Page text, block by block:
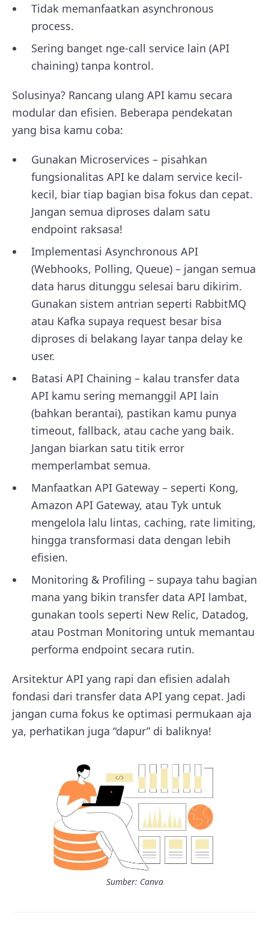
Tidak memanfaatkan asynchronous
process.
Sering banget nge-call service lain (API
chaining) tanpa kontrol.
Solusinya? Rancang ulang API kamu secara
modular dan efisien. Beberapa pendekatan
yang bisa kamu coba:
Gunakan Microservices – pisahkan
fungsionalitas API ke dalam service kecil-
kecil, biar tiap bagian bisa fokus dan cepat.
Jangan semua diproses dalam satu
endpoint raksasa!
Implementasi Asynchronous API
(Webhooks, Polling, Queue) – jangan semua
data harus ditunggu selesai baru dikirim.
Gunakan sistem antrian seperti RabbitMQ
atau Kafka supaya request besar bisa
diproses di belakang layar tanpa delay ke
user.
Batasi API Chaining – kalau transfer data
API kamu sering memanggil API lain
(bahkan berantai), pastikan kamu punya
timeout, fallback, atau cache yang baik.
Jangan biarkan satu titik error
memperlambat semua.
Manfaatkan API Gateway – seperti Kong,
Amazon API Gateway, atau Tyk untuk
mengelola lalu lintas, caching, rate limiting,
hingga transformasi data dengan lebih
efisien.
Monitoring & Profiling – supaya tahu bagian
mana yang bikin transfer data API lambat,
gunakan tools seperti New Relic, Datadog,
atau Postman Monitoring untuk memantau
performa endpoint secara rutin.
Arsitektur API yang rapi dan efisien adalah
fondasi dari transfer data API yang cepat. Jadi
jangan cuma fokus ke optimasi permukaan aja
ya, perhatikan juga “dapur” di baliknya!
Sumber: Canva